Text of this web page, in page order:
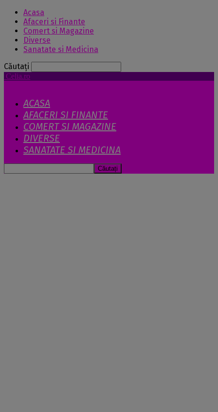
Acasa
Afaceri si Finante
Comert si Magazine
Diverse
Sanatate si Medicina
Căutați
Celia.ro
ACASA
AFACERI SI FINANTE
COMERT SI MAGAZINE
DIVERSE
SANATATE SI MEDICINA